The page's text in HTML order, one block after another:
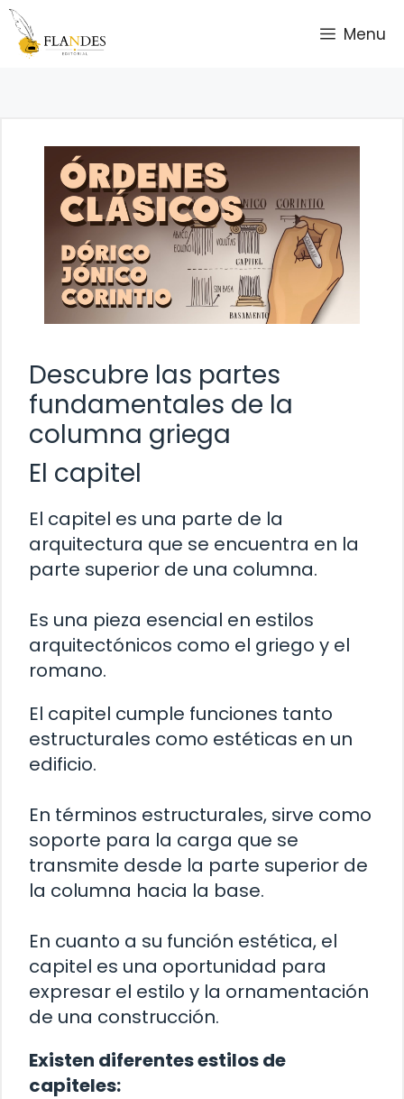
Saltar
contenido
Menu
Descubre las partes
fundamentales de la
columna griega
El capitel
El capitel es una parte de la
arquitectura que se encuentra en la
parte superior de una columna.
Es una pieza esencial en estilos
arquitectónicos como el griego y el
romano.
El capitel cumple funciones tanto
estructurales como estéticas en un
edificio.
En términos estructurales, sirve como
soporte para la carga que se
transmite desde la parte superior de
la columna hacia la base.
En cuanto a su función estética, el
capitel es una oportunidad para
expresar el estilo y la ornamentación
de una construcción.
Existen diferentes estilos de
capiteles: